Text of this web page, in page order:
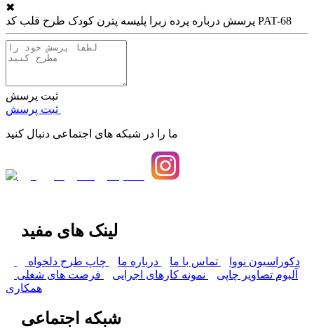
✖
پرسش درباره پرده زبرا پلیسه پترن کودک طرح قلب کد PAT-68
ثبت پرسش
ما را در شبکه های اجتماعی دنبال کنید
لینک های مفید
دکوراسیون نووا تماس با ما درباره ما
چاپ طرح دلخواه
آلبوم تصاویر چاپی
نمونه کارهای اجرایی
فرصت های شغلی
همکاری
شبکه اجتماعی